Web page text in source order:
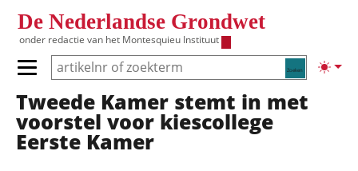
De Nederlandse Grondwet
onder redactie van het Montesquieu Instituut
Zoeken
Primair menu tonen/verbergen
Hoofdnavigatie
Tweede Kamer stemt in met
voorstel voor kiescollege
Eerste Kamer